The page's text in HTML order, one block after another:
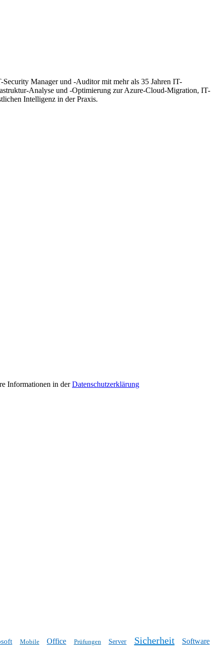
Manager und -Auditor mit mehr als 35 Jahren IT-
Analyse und -Optimierung zur Azure-Cloud-Migration, IT-
Intelligenz in der Praxis.
Informationen in derDatenschutzerklärung
Mobile Office Prüfungen Server Sicherheit Software